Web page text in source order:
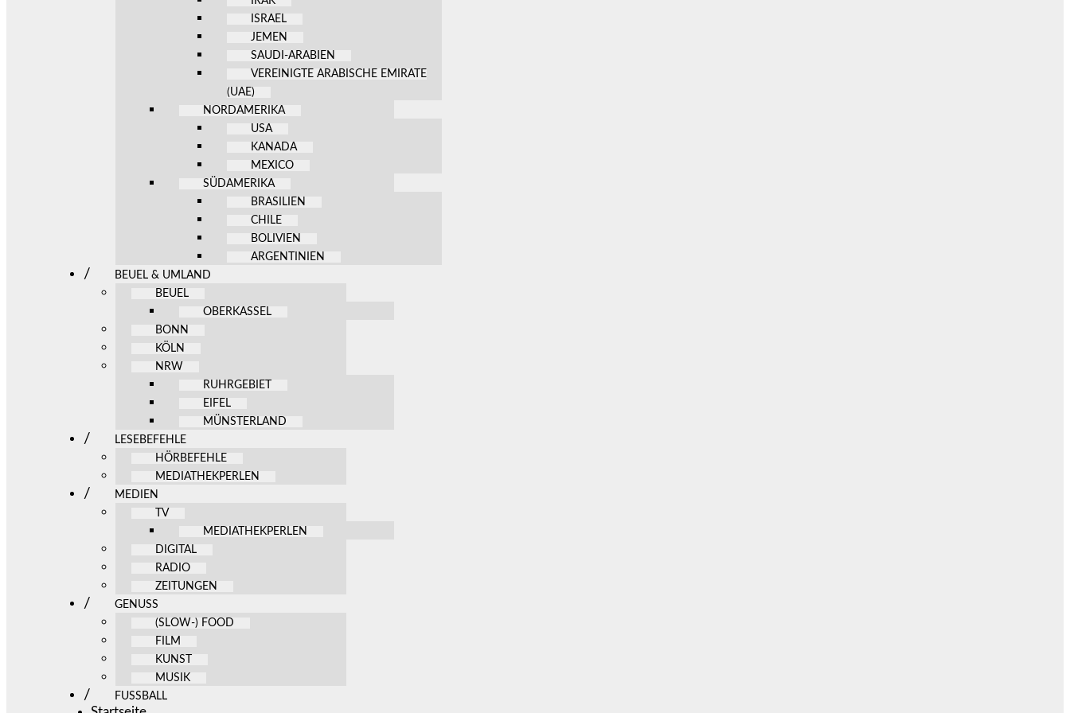
ISRAEL
JEMEN
SAUDI-ARABIEN
VEREINIGTE ARABISCHE EMIRATE
(UAE)
NORDAMERIKA
USA
KANADA
MEXICO
SÜDAMERIKA
BRASILIEN
CHILE
BOLIVIEN
ARGENTINIEN
BEUEL & UMLAND
BEUEL
OBERKASSEL
BONN
KÖLN
NRW
RUHRGEBIET
EIFEL
MÜNSTERLAND
LESEBEFEHLE
HÖRBEFEHLE
MEDIATHEKPERLEN
MEDIEN
TV
MEDIATHEKPERLEN
DIGITAL
RADIO
ZEITUNGEN
GENUSS
(SLOW-) FOOD
FILM
KUNST
MUSIK
FUSSBALL